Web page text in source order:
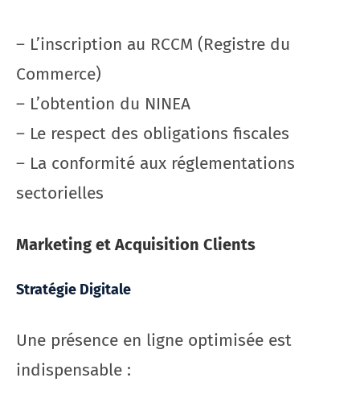
– L’inscription au RCCM (Registre du
Commerce)
– L’obtention du NINEA
– Le respect des obligations fiscales
– La conformité aux réglementations
sectorielles
Marketing et Acquisition Clients
Stratégie Digitale
Une présence en ligne optimisée est
indispensable :